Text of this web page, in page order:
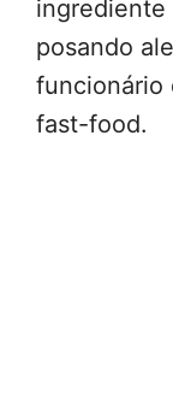
posando
funcionário
fast-food.